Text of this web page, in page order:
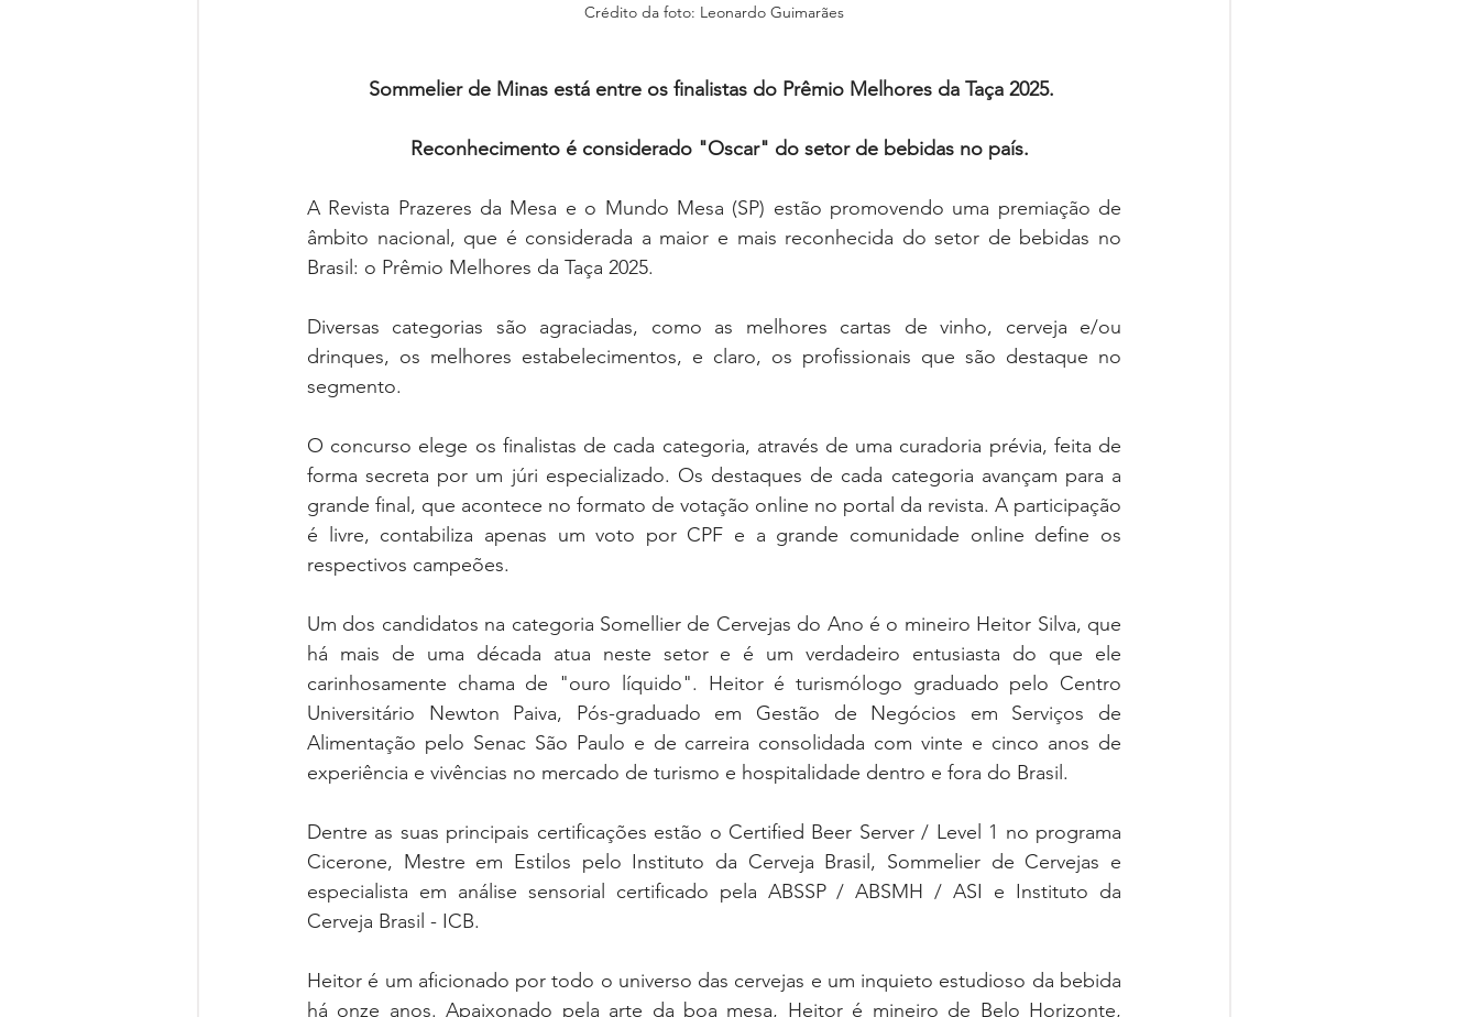
Crédito da foto: Leonardo Guimarães
Sommelier de Minas está entre os finalistas do Prêmio Melhores da Taça 2025.
Reconhecimento é considerado "Oscar" do setor de bebidas no país.
A Revista Prazeres da Mesa e o Mundo Mesa (SP) estão promovendo uma premiação de
âmbito nacional, que é considerada a maior e mais reconhecida do setor de bebidas no
Brasil: o Prêmio Melhores da Taça 2025.
Diversas categorias são agraciadas, como as melhores cartas de vinho, cerveja e/ou
drinques, os melhores estabelecimentos, e claro, os profissionais que são destaque no
segmento.
O concurso elege os finalistas de cada categoria, através de uma curadoria prévia, feita de
forma secreta por um júri especializado. Os destaques de cada categoria avançam para a
grande final, que acontece no formato de votação online no portal da revista. A participação
é livre, contabiliza apenas um voto por CPF e a grande comunidade online define os
respectivos campeões.
Um dos candidatos na categoria Somellier de Cervejas do Ano é o mineiro Heitor Silva, que
há mais de uma década atua neste setor e é um verdadeiro entusiasta do que ele
carinhosamente chama de "ouro líquido". Heitor é turismólogo graduado pelo Centro
Universitário Newton Paiva, Pós-graduado em Gestão de Negócios em Serviços de
Alimentação pelo Senac São Paulo e de carreira consolidada com vinte e cinco anos de
experiência e vivências no mercado de turismo e hospitalidade dentro e fora do Brasil.
Dentre as suas principais certificações estão o Certified Beer Server / Level 1 no programa
Cicerone, Mestre em Estilos pelo Instituto da Cerveja Brasil, Sommelier de Cervejas e
especialista em análise sensorial certificado pela ABSSP / ABSMH / ASI e Instituto da
Cerveja Brasil - ICB.
Heitor é um aficionado por todo o universo das cervejas e um inquieto estudioso da bebida
há onze anos. Apaixonado pela arte da boa mesa, Heitor é mineiro de Belo Horizonte,